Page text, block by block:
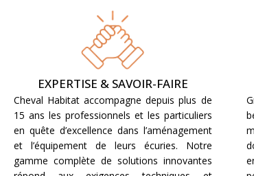
EXPERTISE & SAVOIR-FAIRE
Cheval Habitat accompagne depuis plus de
15 ans les professionnels et les particuliers
en quête d’excellence dans l’aménagement
et l’équipement de leurs écuries. Notre
gamme complète de solutions innovantes